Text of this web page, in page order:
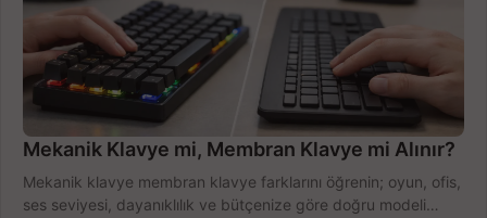
Mekanik Klavye mi, Membran Klavye mi Alınır?
Mekanik klavye membran klavye farklarını öğrenin; oyun, ofis,
ses seviyesi, dayanıklılık ve bütçenize göre doğru modeli